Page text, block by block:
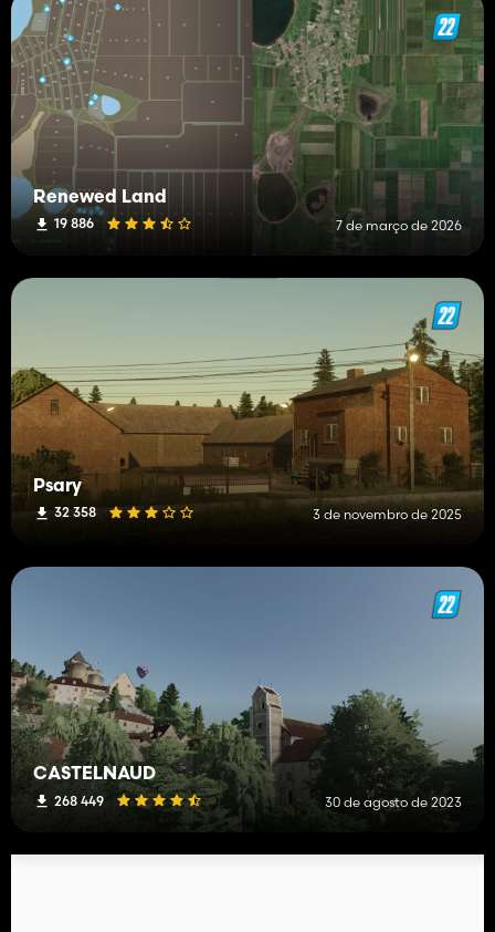
Renewed Land
19 886 7 de março de 2026
Psary
32 358 3 de novembro de 2025
CASTELNAUD
268 449 30 de agosto de 2023